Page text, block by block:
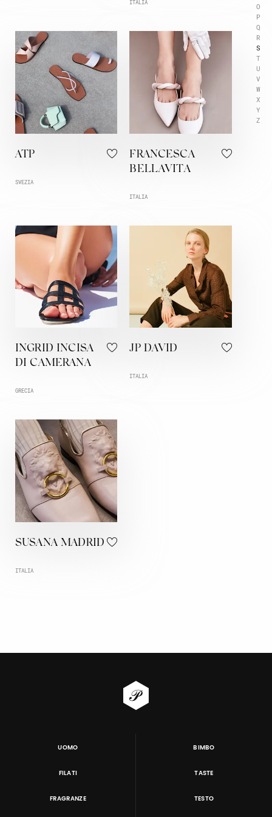
O
P
Q
R
S
T
U
V
W
X
Y
Z
ITALIA
ATP
SVEZIA
FRANCESCA
BELLAVITA
ITALIA
INGRID INCISA
DI CAMERANA
GRECIA
JP DAVID
ITALIA
SUSANA MADRID
ITALIA
UOMO BIMBO
FILATI TASTE
FRAGRANZE TESTO